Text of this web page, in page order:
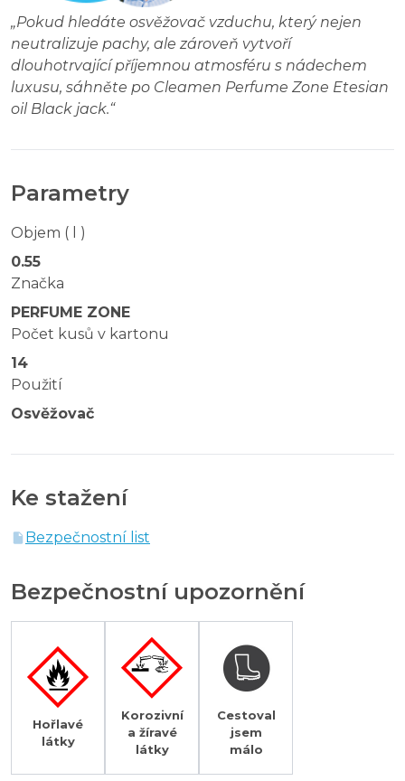
„Pokud hledáte osvěžovač vzduchu, který nejen
neutralizuje pachy, ale zároveň vytvoří
dlouhotrvající příjemnou atmosféru s nádechem
luxusu, sáhněte po Cleamen Perfume Zone Etesian
oil Black jack.“
Parametry
Objem ( l )
0.55
Značka
PERFUME ZONE
Počet kusů v kartonu
14
Použití
Osvěžovač
Ke stažení
Bezpečnostní list
Bezpečnostní upozornění
Hořlavé
látky
Korozivní
a žíravé
látky
Cestoval
jsem
málo